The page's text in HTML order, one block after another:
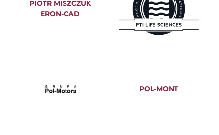
PIOTR MISZCZUK
ERON-CAD
POL-MONT